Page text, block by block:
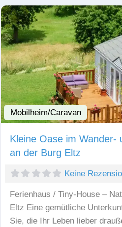
Mobilheim/Caravan
Kleine Oase im Wander-
an der Burg Eltz
Keine
Ferienhaus / Tiny-House –
Eltz Eine gemütliche
Sie, die Ihr Leben lieber